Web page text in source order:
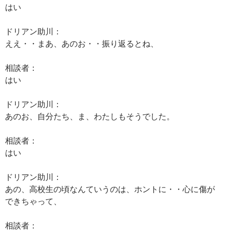
はい
ドリアン助川：
ええ・・まあ、あのお・・振り返るとね、
相談者：
はい
ドリアン助川：
あのお、自分たち、ま、わたしもそうでした。
相談者：
はい
ドリアン助川：
あの、高校生の頃なんていうのは、ホントに・・心に傷が
できちゃって、
相談者：